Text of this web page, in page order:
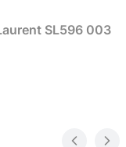
SL596 003